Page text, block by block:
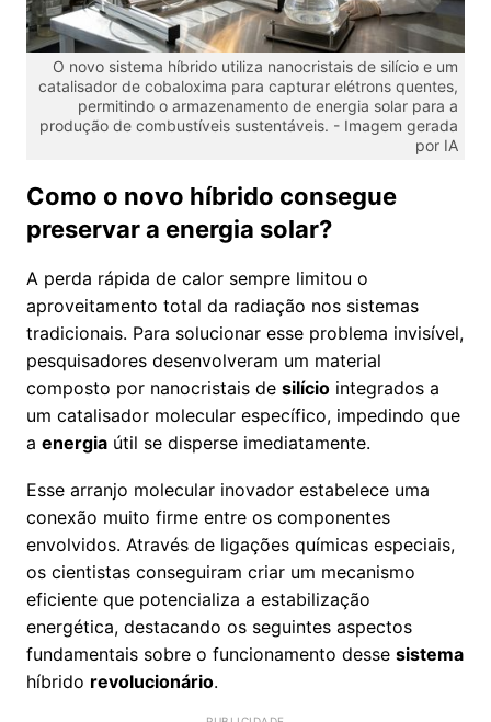
O novo sistema híbrido utiliza nanocristais de silício e um
catalisador de cobaloxima para capturar elétrons quentes,
permitindo o armazenamento de energia solar para a
produção de combustíveis sustentáveis. - Imagem gerada
por IA
Como o novo híbrido consegue
preservar a energia solar?
A perda rápida de calor sempre limitou o
aproveitamento total da radiação nos sistemas
tradicionais. Para solucionar esse problema invisível,
pesquisadores desenvolveram um material
composto por nanocristais de silício integrados a
um catalisador molecular específico, impedindo que
a energia útil se disperse imediatamente.
Esse arranjo molecular inovador estabelece uma
conexão muito firme entre os componentes
envolvidos. Através de ligações químicas especiais,
os cientistas conseguiram criar um mecanismo
eficiente que potencializa a estabilização
energética, destacando os seguintes aspectos
fundamentais sobre o funcionamento desse sistema
híbrido revolucionário.